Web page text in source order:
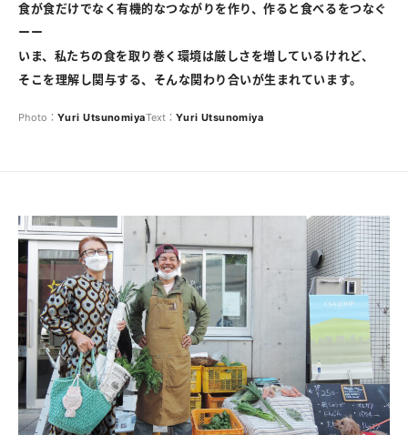
食が食だけでなく有機的なつながりを作り、作ると食べるをつなぐ
ーー
いま、私たちの食を取り巻く環境は厳しさを増しているけれど、
そこを理解し関与する、そんな関わり合いが生まれています。
Photo： Yuri UtsunomiyaText： Yuri Utsunomiya